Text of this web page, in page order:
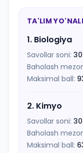
TA'LIM
1. Biologiya
Savollar soni: 30
Baholash
Maksimal ball:
2. Kimyo
Savollar soni: 30
Baholash
Maksimal ball: